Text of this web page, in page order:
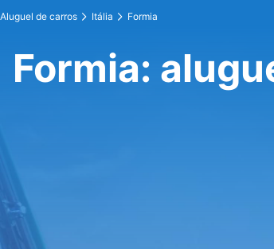
Aluguel de carros Itália Formia
Formia: